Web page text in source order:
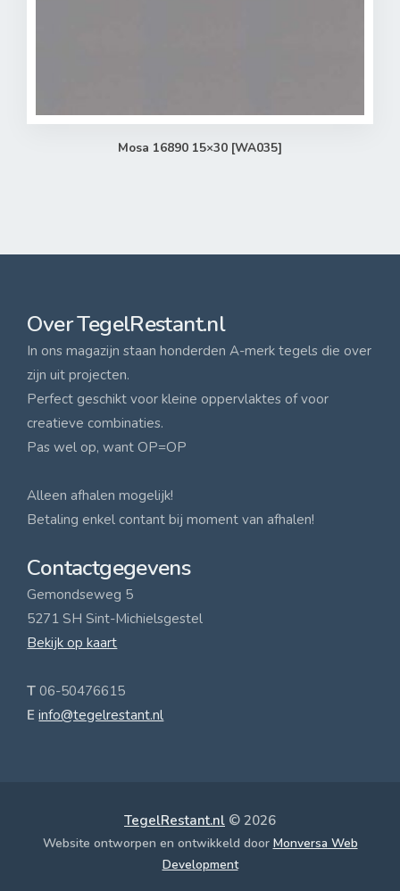
Mosa 16890 15×30 [WA035]
Over TegelRestant.nl
In ons magazijn staan honderden A-merk tegels die over
zijn uit projecten.
Perfect geschikt voor kleine oppervlaktes of voor
creatieve combinaties.
Pas wel op, want OP=OP
Alleen afhalen mogelijk!
Betaling enkel contant bij moment van afhalen!
Contactgegevens
Gemondseweg 5
5271 SH Sint-Michielsgestel
Bekijk op kaart
T 06-50476615
E info@tegelrestant.nl
TegelRestant.nl © 2026
Website ontworpen en ontwikkeld door Monversa Web
Development